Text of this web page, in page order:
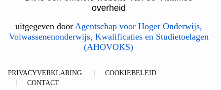
overheid
uitgegeven door Agentschap voor Hoger Onderwijs,
Volwassenenonderwijs, Kwalificaties en Studietoelagen
(AHOVOKS)
PRIVACYVERKLARING
COOKIEBELEID
CONTACT